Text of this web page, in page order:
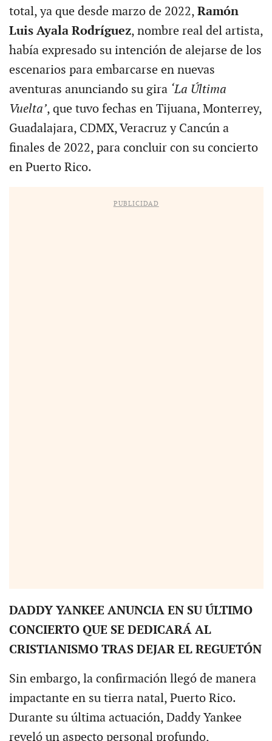
total, ya que desde marzo de 2022, Ramón
Luis Ayala Rodríguez, nombre real del artista,
había expresado su intención de alejarse de los
escenarios para embarcarse en nuevas
aventuras anunciando su gira ‘La Última
Vuelta’, que tuvo fechas en Tijuana, Monterrey,
Guadalajara, CDMX, Veracruz y Cancún a
finales de 2022, para concluir con su concierto
en Puerto Rico.
PUBLICIDAD
DADDY YANKEE ANUNCIA EN SU ÚLTIMO
CONCIERTO QUE SE DEDICARÁ AL
CRISTIANISMO TRAS DEJAR EL REGUETÓN
Sin embargo, la confirmación llegó de manera
impactante en su tierra natal, Puerto Rico.
Durante su última actuación, Daddy Yankee
reveló un aspecto personal profundo,